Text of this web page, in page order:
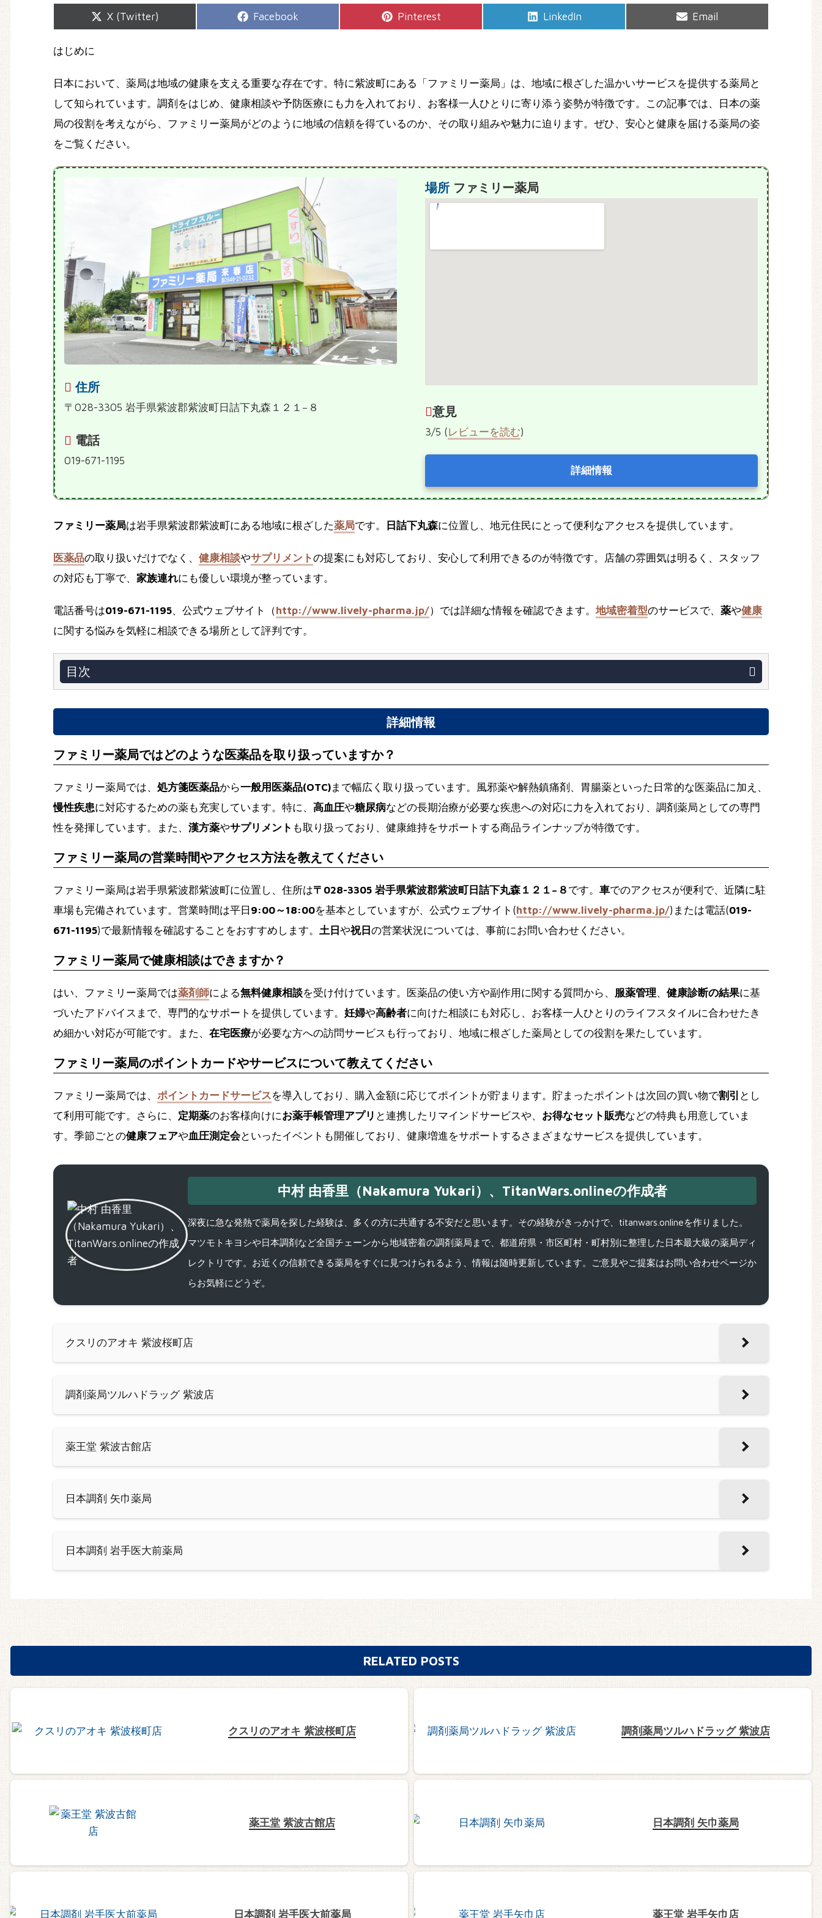
Share
X (Twitter)
Share
Facebook
Share
Pinterest
Share
LinkedIn
Share
Email
はじめに
日本において、薬局は地域の健康を支える重要な存在です。特に紫波町にある「ファミリー薬局」は、地域に根ざした温かいサービスを提供する薬局と
して知られています。調剤をはじめ、健康相談や予防医療にも力を入れており、お客様一人ひとりに寄り添う姿勢が特徴です。この記事では、日本の薬
局の役割を考えながら、ファミリー薬局がどのように地域の信頼を得ているのか、その取り組みや魅力に迫ります。ぜひ、安心と健康を届ける薬局の姿
をご覧ください。
住所
〒028-3305 岩手県紫波郡紫波町日詰下丸森１２１−８
電話
019-671-1195
場所ファミリー薬局
意見
3/5 (レビューを読む)
詳細情報
ファミリー薬局は岩手県紫波郡紫波町にある地域に根ざした薬局です。 日詰下丸森に位置し、地元住民にとって便利なアクセスを提供しています。
医薬品の取り扱いだけでなく、 健康相談やサプリメントの提案にも対応しており、安心して利用できるのが特徴です。店舗の雰囲気は明るく、スタッフ
の対応も丁寧で、 家族連れにも優しい環境が整っています。
電話番号は019-671-1195、公式ウェブサイト（http://www.lively-pharma.jp/）では詳細な情報を確認できます。 地域密着型のサービスで、 薬や健康
に関する悩みを気軽に相談できる場所として評判です。
目次
詳細情報
ファミリー薬局ではどのような医薬品を取り扱っていますか？
ファミリー薬局では、 処方箋医薬品から一般用医薬品(OTC)まで幅広く取り扱っています。風邪薬や解熱鎮痛剤、胃腸薬といった日常的な医薬品に加え、
慢性疾患に対応するための薬も充実しています。特に、 高血圧や糖尿病などの長期治療が必要な疾患への対応に力を入れており、調剤薬局としての専門
性を発揮しています。また、 漢方薬やサプリメント も取り扱っており、健康維持をサポートする商品ラインナップが特徴です。
ファミリー薬局の営業時間やアクセス方法を教えてください
ファミリー薬局は岩手県紫波郡紫波町に位置し、住所は〒028-3305 岩手県紫波郡紫波町日詰下丸森１２１−８ です。 車でのアクセスが便利で、近隣に駐
車場も完備されています。営業時間は平日 9:00～18:00を基本としていますが、公式ウェブサイト(http://www.lively-pharma.jp/)または電話(019-
671-1195)で最新情報を確認することをおすすめします。 土日や祝日の営業状況については、事前にお問い合わせください。
ファミリー薬局で健康相談はできますか？
はい、ファミリー薬局では薬剤師による無料健康相談を受け付けています。医薬品の使い方や副作用に関する質問から、 服薬管理、 健康診断の結果に基
づいたアドバイスまで、専門的なサポートを提供しています。 妊婦や高齢者に向けた相談にも対応し、お客様一人ひとりのライフスタイルに合わせたき
め細かい対応が可能です。また、 在宅医療が必要な方への訪問サービスも行っており、地域に根ざした薬局としての役割を果たしています。
ファミリー薬局のポイントカードやサービスについて教えてください
ファミリー薬局では、 ポイントカードサービスを導入しており、購入金額に応じてポイントが貯まります。貯まったポイントは次回の買い物で割引 とし
て利用可能です。さらに、 定期薬のお客様向けにお薬手帳管理アプリ と連携したリマインドサービスや、 お得なセット販売などの特典も用意していま
す。季節ごとの健康フェアや血圧測定会といったイベントも開催しており、健康増進をサポートするさまざまなサービスを提供しています。
中村 由香里（Nakamura Yukari）、TitanWars.onlineの作成者
深夜に急な発熱で薬局を探した経験は、多くの方に共通する不安だと思います。その経験がきっかけで、titanwars.onlineを作りました。
マツモトキヨシや日本調剤など全国チェーンから地域密着の調剤薬局まで、都道府県・市区町村・町村別に整理した日本最大級の薬局ディ
レクトリです。お近くの信頼できる薬局をすぐに見つけられるよう、情報は随時更新しています。ご意見やご提案はお問い合わせページか
らお気軽にどうぞ。
クスリのアオキ 紫波桜町店
調剤薬局ツルハドラッグ 紫波店
薬王堂 紫波古館店
日本調剤 矢巾薬局
日本調剤 岩手医大前薬局
RELATED POSTS
クスリのアオキ 紫波桜町店 調剤薬局ツルハドラッグ 紫波店
薬王堂 紫波古館店 日本調剤 矢巾薬局
日本調剤 岩手医大前薬局 薬王堂 岩手矢巾店